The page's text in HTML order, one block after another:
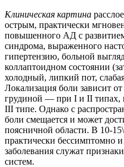
Клиническая картина
острым, практически
повышенного АД с
синдрома, выраженного
гипертензию, больной
коллаптоидном состоянии
холодный, липкий пот,
Локализация боли зависит от
грудиной — при I и II типах,
III типе. Однако с
боли смещается и может
поясничной области. В 10-
практически бессимптомно
заболевания служат
систем.